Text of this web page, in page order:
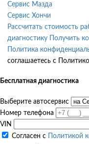
Сервис Мазда
Сервис Хончи
Рассчитать стоимость
диагностику
Получить
Политика
соглашаетесь с
Бесплатная диагностика
Выберите автосервис
Номер телефона
VIN
Согласен с
Политикой